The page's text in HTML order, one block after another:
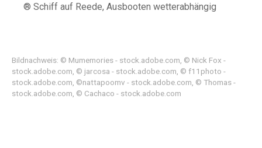
® Schiff auf Reede, Ausbooten wetterabhängig
Bildnachweis: © Mumemories - stock.adobe.com, © Nick Fox -
stock.adobe.com, © jarcosa - stock.adobe.com, © f11photo -
stock.adobe.com, ©nattapoomv - stock.adobe.com, © Thomas -
stock.adobe.com, © Cachaco - stock.adobe.com